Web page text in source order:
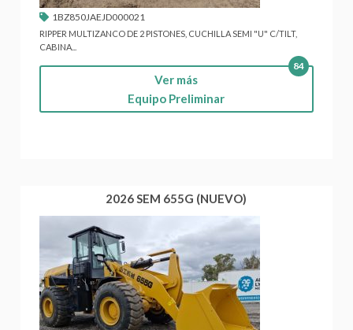
1BZ850JAEJD000021
RIPPER MULTIZANCO DE 2 PISTONES, CUCHILLA SEMI "U" C/TILT,
CABINA...
84
Ver más
Equipo Preliminar
2026 SEM 655G (NUEVO)